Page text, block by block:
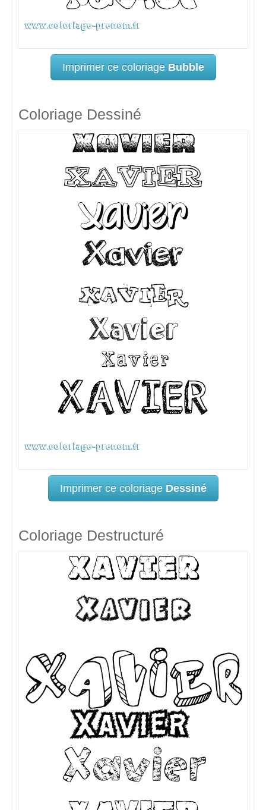
Imprimer ce coloriage Bubble
Coloriage Dessiné
Imprimer ce coloriage Dessiné
Coloriage Destructuré